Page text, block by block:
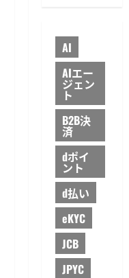
AI
AIエー
ジェン
ト
B2B決
済
dポイ
ント
d払い
eKYC
JCB
JPYC